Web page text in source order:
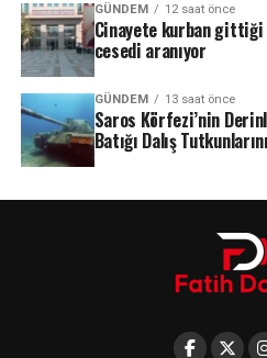
GÜNDEM 12 saat önce
Cinayete kurban gittiği
cesedi aranıyor
GÜNDEM 13 saat önce
Saros Körfezi’nin
Batığı Dalış